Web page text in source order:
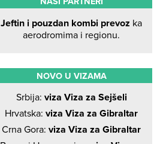
Jeftin i pouzdan kombi prevoz ka
aerodromima i regionu.
NOVO U VIZAMA
Srbija: viza Viza za Sejšeli
Hrvatska: viza Viza za Gibraltar
Crna Gora: viza Viza za Gibraltar